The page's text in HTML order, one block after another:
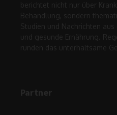
berichtet nicht nur über
Behandlung, sondern
Studien und Nachrichten aus
und gesunde Ernährung.
runden das unterhaltsame
Partner